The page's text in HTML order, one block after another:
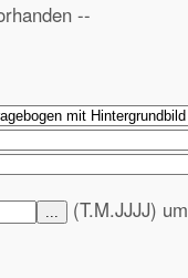
--
... (T.M.JJJJ)